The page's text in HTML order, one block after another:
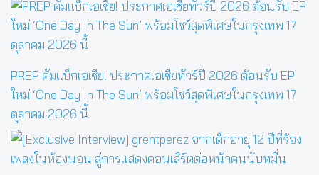
PREP คัมแบ็กเอเชีย! ประกาศเอเชียทัวร์ปี 2026 ต้อนรับ EP
ใหม่ ‘One Day In The Sun’ พร้อมโชว์สุดพิเศษในกรุงเทพ 17
ตุลาคม 2026 นี้